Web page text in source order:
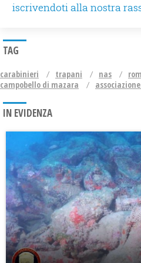
iscrivendoti alla nostra
TAG
carabinieri trapani nas
campobello di mazara
IN EVIDENZA